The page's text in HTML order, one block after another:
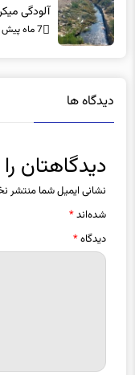
آلودگی
7 ماه پیش
دیدگاه ها
دیدگاهتان
نشانی ایمیل شما منتشر
شده‌اند*
دیدگاه*